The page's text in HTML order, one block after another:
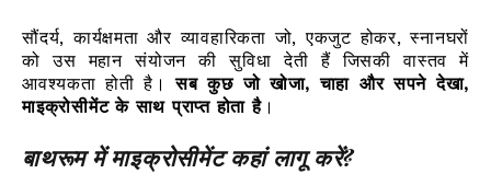
सौंदर्य, कार्यक्षमता और व्यावहारिकता जो, एकजुट होकर, स्नानघरों
को उस महान संयोजन की सुविधा देती हैं जिसकी वास्तव में
आवश्यकता होती है।सब कुछ जो खोजा, चाहा और सपने देखा,
माइक्रोसीमेंट के साथ प्राप्त होता है।
बाथरूम में माइक्रोसीमेंट कहां लागू करें?